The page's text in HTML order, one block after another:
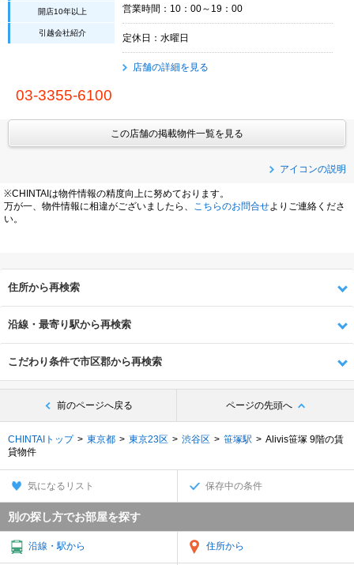
開店10年以上
引越会社紹介
営業時間：10：00～19：00
定休日：水曜日
店舗の詳細を見る
03-3355-6100
この店舗の掲載物件一覧を見る
アイコンの説明
※CHINTAIは物件情報の精度向上に努めております。
万が一、物件情報に相違がございましたら、
こちらのお問合せよりご連絡くださ
い。
住所から再検索
沿線・最寄り駅から再検索
こだわり条件で市区郡から再検索
前のページへ戻る ページの先頭へ
CHINTAIトップ 東京都 東京23区 渋谷区 笹塚駅
Alivis笹塚 9階の賃
貸物件
気になるリスト 保存中の条件
別の探し方でお部屋を探す
沿線・駅から 住所から